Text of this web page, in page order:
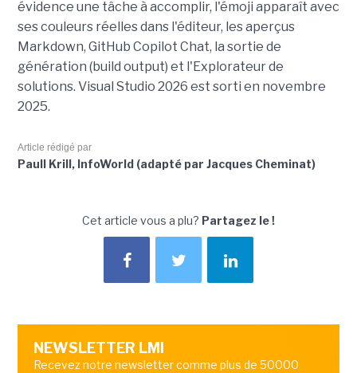
évidence une tâche à accomplir, l'émoji apparaît avec
ses couleurs réelles dans l'éditeur, les aperçus
Markdown, GitHub Copilot Chat, la sortie de
génération (build output) et l'Explorateur de
solutions. Visual Studio 2026 est sorti en novembre
2025.
Article rédigé par
Paull Krill, InfoWorld (adapté par Jacques Cheminat)
Cet article vous a plu? Partagez le !
NEWSLETTER LMI
Recevez notre newsletter comme plus de 50000